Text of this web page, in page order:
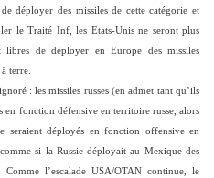
déployer des missiles de cette catégorie et
le Traité Inf, les Etats-Unis ne seront plus
libres de déployer en Europe des missiles
terre.
: les missiles russes (en admet tant qu’ils
en fonction défensive en territoire russe, alors
seraient déployés en fonction offensive en
si la Russie déployait au Mexique des
l’escalade USA/OTAN continue, le